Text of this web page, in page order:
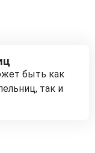
быть как
так и